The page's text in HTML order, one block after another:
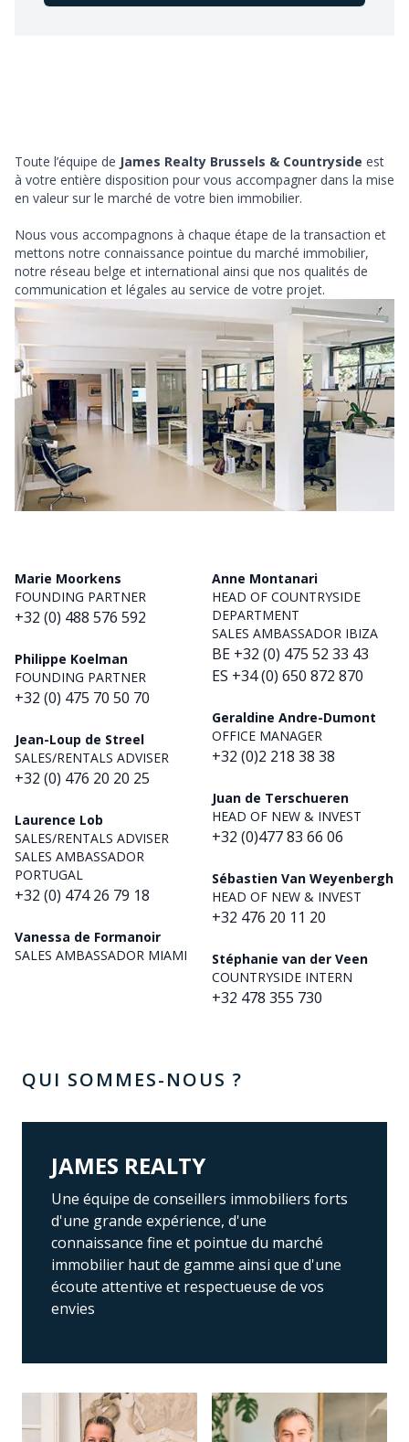
Toute l’équipe de James Realty Brussels & Countryside est
à votre entière disposition pour vous accompagner dans la mise
en valeur sur le marché de votre bien immobilier.
Nous vous accompagnons à chaque étape de la transaction et
mettons notre connaissance pointue du marché immobilier,
notre réseau belge et international ainsi que nos qualités de
communication et légales au service de votre projet.
Marie Moorkens
FOUNDING PARTNER
+32 (0) 488 576 592
Philippe Koelman
FOUNDING PARTNER
+32 (0) 475 70 50 70
Jean-Loup de Streel
SALES/RENTALS ADVISER
+32 (0) 476 20 20 25
Laurence Lob
SALES/RENTALS ADVISER
SALES AMBASSADOR
PORTUGAL
+32 (0) 474 26 79 18
Vanessa de Formanoir
SALES AMBASSADOR MIAMI
Anne Montanari
HEAD OF COUNTRYSIDE
DEPARTMENT
SALES AMBASSADOR IBIZA
BE +32 (0) 475 52 33 43
ES +34 (0) 650 872 870
Geraldine Andre-Dumont
OFFICE MANAGER
+32 (0)2 218 38 38
Juan de Terschueren
HEAD OF NEW & INVEST
+32 (0)477 83 66 06
Sébastien Van Weyenbergh
HEAD OF NEW & INVEST
+32 476 20 11 20
Stéphanie van der Veen
COUNTRYSIDE INTERN
+32 478 355 730
QUI SOMMES-NOUS ?
JAMES REALTY
Une équipe de conseillers immobiliers forts
d'une grande expérience, d'une
connaissance fine et pointue du marché
immobilier haut de gamme ainsi que d'une
écoute attentive et respectueuse de vos
envies